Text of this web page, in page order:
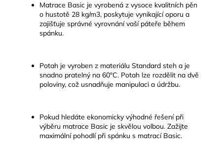
Matrace Basic je vyrobená z vysoce kvalitních pěn
o hustotě 28 kg/m3, poskytuje vynikající oporu a
zajišťuje správné vyrovnání vaší páteře během
spánku.
Potah je vyroben z materiálu Standard steh a je
snadno pratelný na 60°C. Potah lze rozdělit na dvě
poloviny, což usnadňuje manipulaci a údržbu.
Pokud hledáte ekonomicky výhodné řešení při
výběru matrace Basic je skvělou volbou. Zažijte
maximální pohodlí při spánku s matrací Basic.